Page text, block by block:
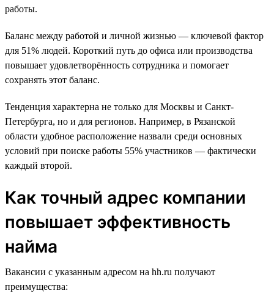
работы.
Баланс между работой и личной жизнью — ключевой фактор
для 51% людей. Короткий путь до офиса или производства
повышает удовлетворённость сотрудника и помогает
сохранять этот баланс.
Тенденция характерна не только для Москвы и Санкт-
Петербурга, но и для регионов. Например, в Рязанской
области удобное расположение назвали среди основных
условий при поиске работы 55% участников — фактически
каждый второй.
Как точный адрес компании
повышает эффективность
найма
Вакансии с указанным адресом на hh.ru получают
преимущества: